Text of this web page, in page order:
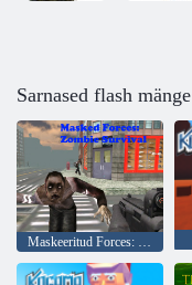
Sarnased flash mänge
Maskeeritud Forces: Zombie Survival